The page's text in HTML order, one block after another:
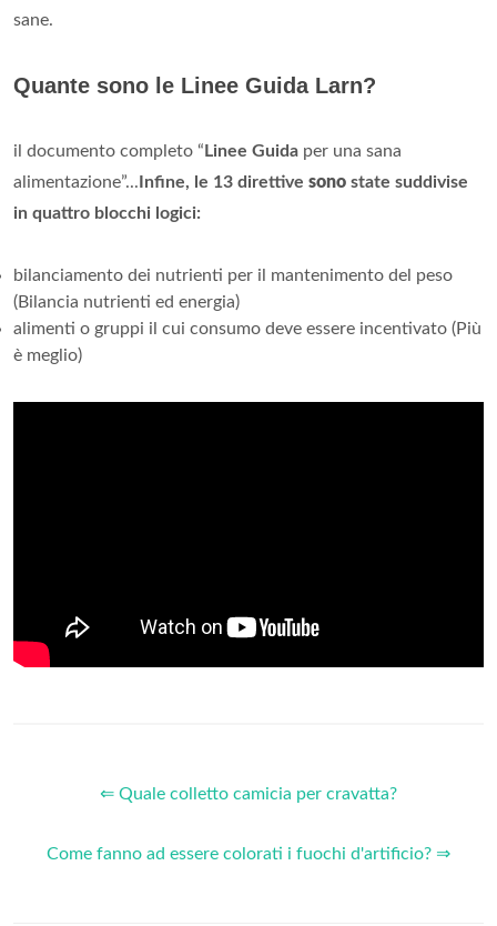
sane.
Quante sono le Linee Guida Larn?
il documento completo “ Linee Guida per una sana
alimentazione”... Infine, le 13 direttive sono state suddivise
in quattro blocchi logici:
bilanciamento dei nutrienti per il mantenimento del peso
(Bilancia nutrienti ed energia)
alimenti o gruppi il cui consumo deve essere incentivato (Più
è meglio)
⇐ Quale colletto camicia per cravatta?
Come fanno ad essere colorati i fuochi d'artificio? ⇒